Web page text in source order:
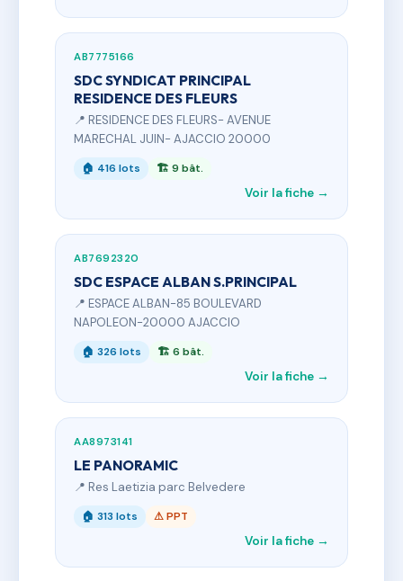
AB7775166
SDC SYNDICAT PRINCIPAL
RESIDENCE DES FLEURS
📍 RESIDENCE DES FLEURS- AVENUE
MARECHAL JUIN- AJACCIO 20000
🏠 416 lots 🏗 9 bât.
Voir la fiche →
AB7692320
SDC ESPACE ALBAN S.PRINCIPAL
📍 ESPACE ALBAN-85 BOULEVARD
NAPOLEON-20000 AJACCIO
🏠 326 lots 🏗 6 bât.
Voir la fiche →
AA8973141
LE PANORAMIC
📍 Res Laetizia parc Belvedere
🏠 313 lots ⚠ PPT
Voir la fiche →